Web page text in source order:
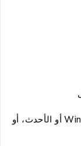
نظام التشغيل Windows 10,11 أو الأحدث، أو